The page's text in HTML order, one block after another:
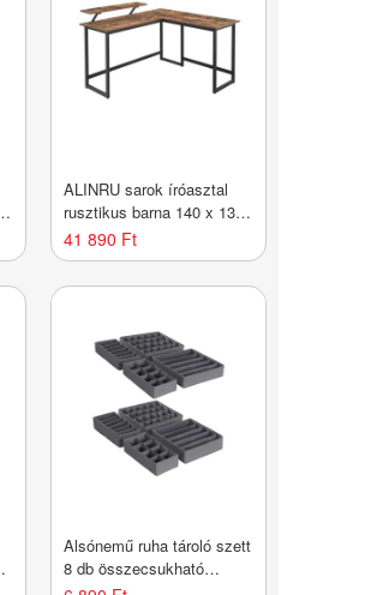
ALINRU sarok íróasztal
rusztikus barna 140 x 130
cm
41 890 Ft
Alsónemű ruha tároló szett
8 db összecsukható
szürke